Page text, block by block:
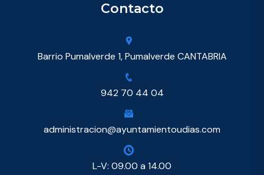
Contacto
Barrio Pumalverde 1, Pumalverde CANTABRIA
942 70 44 04
administracion@ayuntamientoudias.com
L-V: 09.00 a 14.00